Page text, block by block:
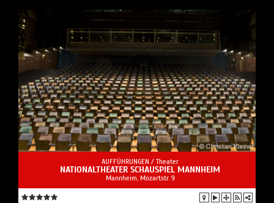
AUFFÜHRUNGEN / Theater
NATIONALTHEATER SCHAUSPIEL MANNHEIM
Mannheim, Mozartstr. 9